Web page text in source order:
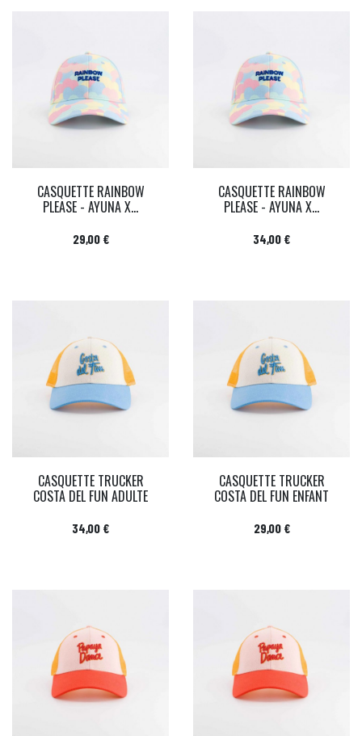
CASQUETTE RAINBOW
PLEASE - AYUNA X...
Prix
29,00 €
CASQUETTE RAINBOW
PLEASE - AYUNA X...
Prix
34,00 €
CASQUETTE TRUCKER
COSTA DEL FUN ADULTE
Prix
34,00 €
CASQUETTE TRUCKER
COSTA DEL FUN ENFANT
Prix
29,00 €